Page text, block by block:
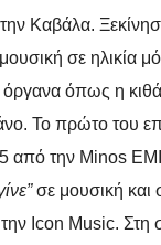
Καβάλα.
σε ηλικία
όπως η
Το πρώτο του
από την Minos EMI
σε μουσική και
Icon Music. Στη